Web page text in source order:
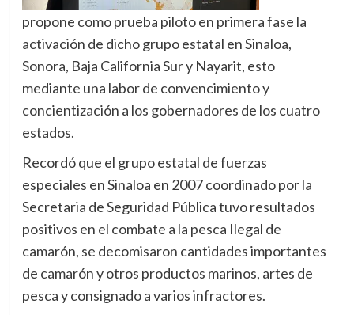
propone como prueba piloto en primera fase la
activación de dicho grupo estatal en Sinaloa,
Sonora, Baja California Sur y Nayarit, esto
mediante una labor de convencimiento y
concientización a los gobernadores de los cuatro
estados.
Recordó que el grupo estatal de fuerzas
especiales en Sinaloa en 2007 coordinado por la
Secretaria de Seguridad Pública tuvo resultados
positivos en el combate a la pesca Ilegal de
camarón, se decomisaron cantidades importantes
de camarón y otros productos marinos, artes de
pesca y consignado a varios infractores.